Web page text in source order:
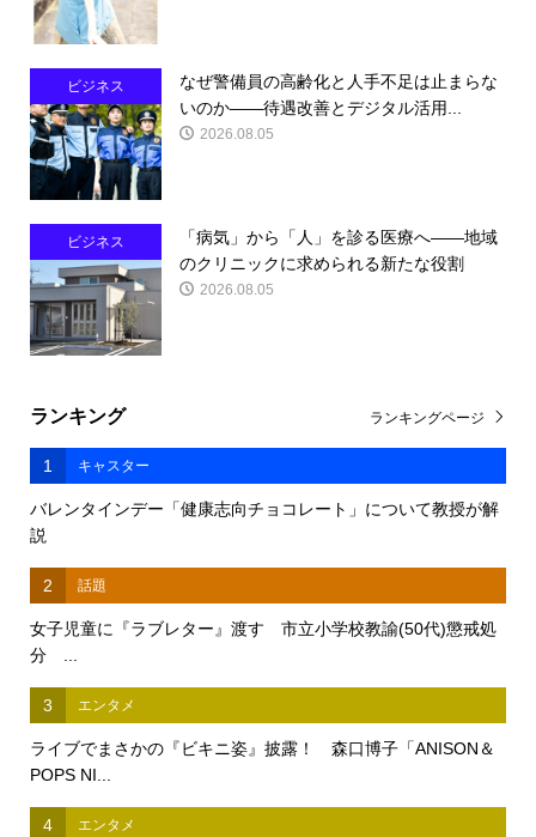
ビジネス
なぜ警備員の高齢化と人手不足は止まらな
いのか――待遇改善とデジタル活用...
2026.08.05
ビジネス
「病気」から「人」を診る医療へ――地域
のクリニックに求められる新たな役割
2026.08.05
ランキング
1 キャスター
バレンタインデー「健康志向チョコレート」について教授が解
説
2 話題
女子児童に『ラブレター』渡す 市立小学校教諭(50代)懲戒処
分 ...
3 エンタメ
ライブでまさかの『ビキニ姿』披露！ 森口博子「ANISON＆
POPS NI...
4 エンタメ
ランキングページ